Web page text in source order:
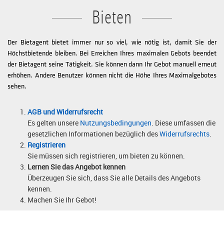
Bieten
Der Bietagent bietet immer nur so viel, wie nötig ist, damit Sie der
Höchstbietende bleiben. Bei Erreichen Ihres maximalen Gebots beendet
der Bietagent seine Tätigkeit. Sie können dann Ihr Gebot manuell erneut
erhöhen. Andere Benutzer können nicht die Höhe Ihres Maximalgebotes
sehen.
AGB und Widerrufsrecht
Es gelten unsere Nutzungsbedingungen. Diese umfassen die
gesetzlichen Informationen bezüglich desWiderrufsrechts.
Registrieren
Sie müssen sich registrieren, um bieten zu können.
Lernen Sie das Angebot kennen
Überzeugen Sie sich, dass Sie alle Details des Angebots
kennen.
Machen Sie Ihr Gebot!